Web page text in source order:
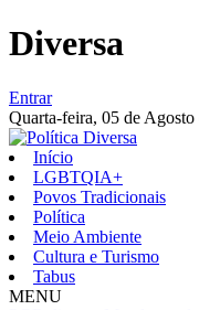
Diversa
Entrar
Quarta-feira, 05 de Agosto
Início
LGBTQIA+
Povos Tradicionais
Política
Meio Ambiente
Cultura e Turismo
Tabus
MENU